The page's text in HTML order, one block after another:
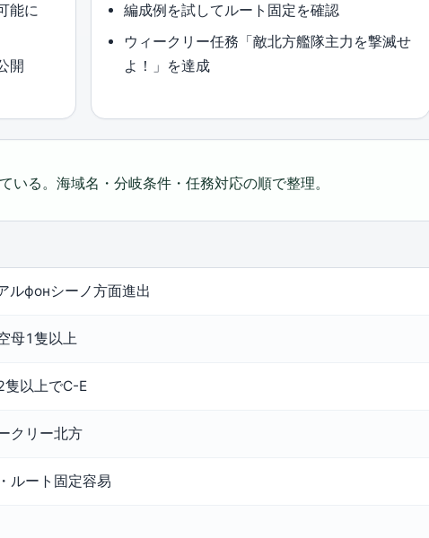
能に
開
編成例を試してルート固定を確認
ウィークリー任務「敵北方艦隊主力を撃滅せ
よ！」を達成
る。海域名・分岐条件・任務対応の順で整理。
ルфонシーノ方面進出
母1隻以上
隻以上でC-E
クリー北方
ルート固定容易